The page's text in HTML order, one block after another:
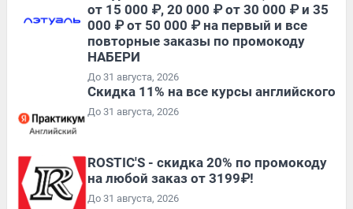
от 15 000 ₽, 20 000 ₽ от 30 000 ₽ и 35
000 ₽ от 50 000 ₽ на первый и все
повторные заказы по промокоду
НАБЕРИ
До 31 августа, 2026
Скидка 11% на все курсы английского
До 31 августа, 2026
ROSTIC'S - скидка 20% по промокоду
на любой заказ от 3199₽!
До 31 августа, 2026